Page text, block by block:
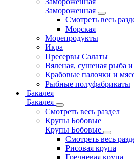
Замороженная
Смотреть весь
Морская
Морепродукты
Икра
Пресервы Салаты
Вяленая, сушеная рыба
Крабовые палочки и
Рыбные полуфабрикаты
Бакалея
Бакалея
Смотреть весь раздел
Крупы Бобовые
Крупы Бобовые
Смотреть весь
Рисовая крупа
Гречневая крупа